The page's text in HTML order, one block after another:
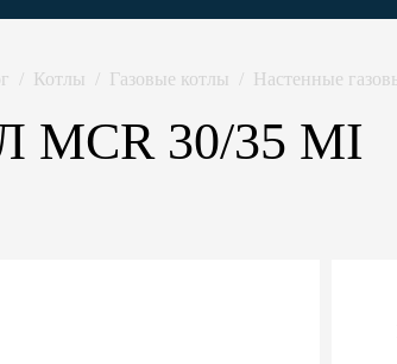
Котлы Газовые котлы Настенные
MCR 30/35 MI